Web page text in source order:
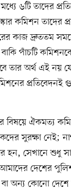
৬টি তাদের
কমিশন তাদের
কাজ দ্রুততম
পাঁচটি
তার অর্থ এই নয়
প্রতিবেদনই
বিষয়ে ঐকমত্য
সুরক্ষা নেই;
হন, সেখানে শুধু
দেশের
বা অন্য কোনো